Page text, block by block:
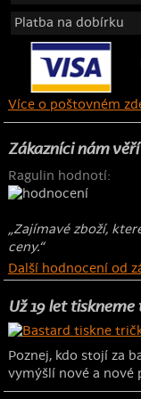
Platba na dobírku
Více o poštovném
Zákazníci nám věří
Ragulin hodnotí:
„Zajímavé zboží,
ceny.“
Další hodnocení od
Už 19 let
Poznej, kdo stojí za
vymýšlí nové a nové